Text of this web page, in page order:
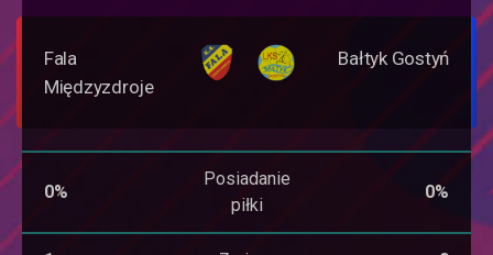
Fala
Międzyzdroje
Bałtyk Gostyń
0%
Posiadanie
piłki
0%